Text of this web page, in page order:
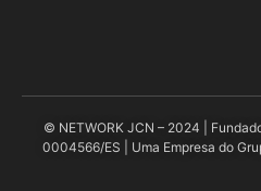
© NETWORK JCN – 2024 |
0004566/ES | Uma Empresa do